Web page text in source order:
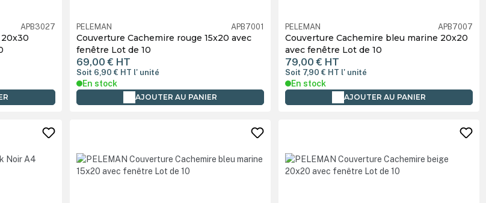
APB3027 PELEMAN APB7001
Couverture Cachemire rouge 15x20 avec
fenêtre Lot de 10
69,00 € HT
Soit 6,90 € HT l' unité
En stock
AJOUTER AU PANIER
PELEMAN APB7007
Couverture Cachemire bleu marine 20x20
avec fenêtre Lot de 10
79,00 € HT
Soit 7,90 € HT l' unité
En stock
AJOUTER AU PANIER